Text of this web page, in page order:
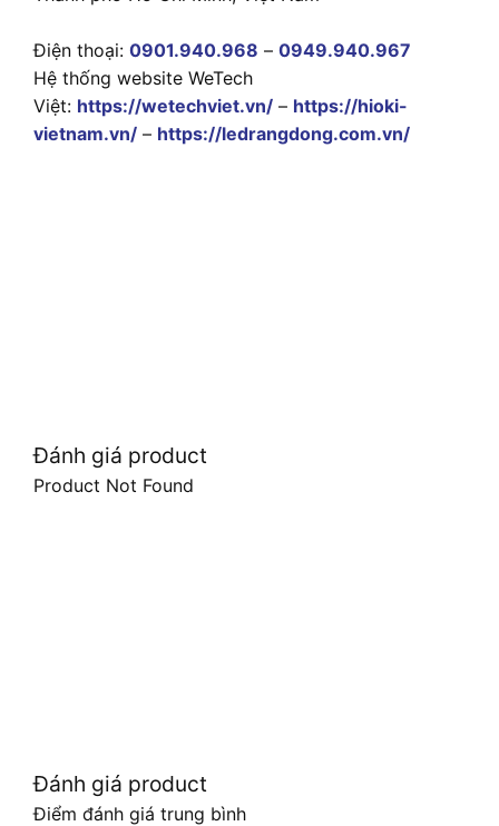
Điện thoại: 0901.940.968 – 0949.940.967
Hệ thống website WeTech
Việt: https://wetechviet.vn/ – https://hioki-
vietnam.vn/ – https://ledrangdong.com.vn/
Đánh giá product
Product Not Found
Đánh giá product
Điểm đánh giá trung bình